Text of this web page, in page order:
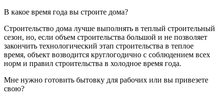
В какое время года вы строите дома?
Строительство дома лучше выполнять в теплый строительный
сезон, но, если объем строительства большой и не позволяет
закончить технологический этап строительства в теплое
время, объект возводится круглогодично с соблюдением всех
норм и правил строительства в холодное время года.
Мне нужно готовить бытовку для рабочих или вы привезете
свою?